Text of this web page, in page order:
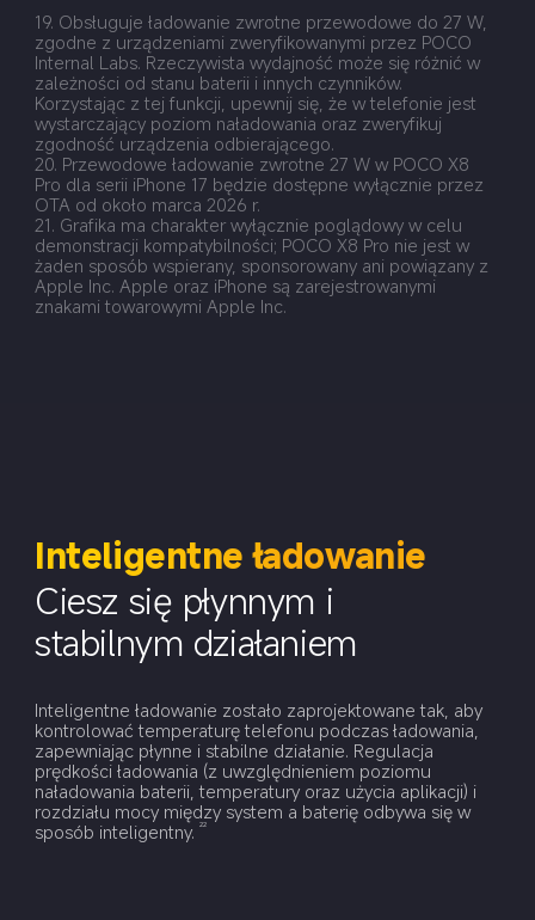
19. Obsługuje ładowanie zwrotne przewodowe do 27 W,
zgodne z urządzeniami zweryfikowanymi przez POCO
Internal Labs. Rzeczywista wydajność może się różnić w
zależności od stanu baterii i innych czynników.
Korzystając z tej funkcji, upewnij się, że w telefonie jest
wystarczający poziom naładowania oraz zweryfikuj
zgodność urządzenia odbierającego.
20. Przewodowe ładowanie zwrotne 27 W w POCO X8
Pro dla serii iPhone 17 będzie dostępne wyłącznie przez
OTA od około marca 2026 r.
21. Grafika ma charakter wyłącznie poglądowy w celu
demonstracji kompatybilności; POCO X8 Pro nie jest w
żaden sposób wspierany, sponsorowany ani powiązany z
Apple Inc. Apple oraz iPhone są zarejestrowanymi
znakami towarowymi Apple Inc.
Inteligentne ładowanie
Ciesz się płynnym i
stabilnym działaniem
Inteligentne ładowanie zostało zaprojektowane tak, aby
kontrolować temperaturę telefonu podczas ładowania,
zapewniając płynne i stabilne działanie. Regulacja
prędkości ładowania (z uwzględnieniem poziomu
naładowania baterii, temperatury oraz użycia aplikacji) i
rozdziału mocy między system a baterię odbywa się w
sposób inteligentny.
22